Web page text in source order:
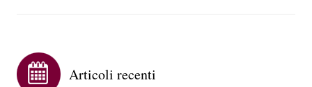
Articoli recenti